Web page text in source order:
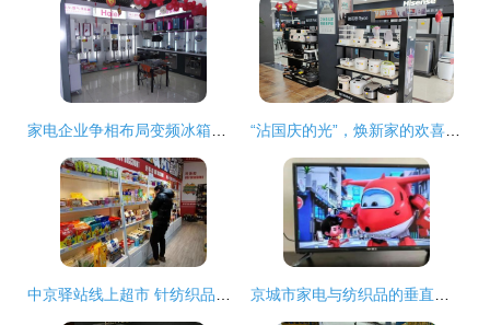
家电企业争相布局变频冰箱，绿色环保引领市场新趋势 “沾国庆的光”，焕新家的欢喜价格、源头产品怎么够？还有一站式全品类家用体验！
中京驿站线上超市 针纺织品及原料销售创业新机遇，轻松开启线上零售新篇章 京城市家电与纺织品的垂直供应链解读——兼评家电、空调、液晶电视、冰箱、洗衣机及针纺织品市场双期热潮